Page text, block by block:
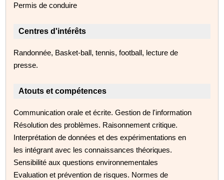
Permis de conduire
Centres d'intérêts
Randonnée, Basket-ball, tennis, football, lecture de
presse.
Atouts et compétences
Communication orale et écrite. Gestion de l'information
Résolution des problèmes. Raisonnement critique.
Interprétation de données et des expérimentations en
les intégrant avec les connaissances théoriques.
Sensibilité aux questions environnementales
Evaluation et prévention de risques. Normes de